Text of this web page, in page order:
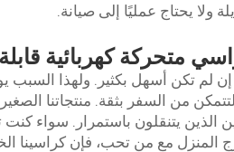
يحتاج عمليًا إلى صيانة.
متحركة كهربائية
لم تكن أسهل بكثير. ولهذا السبب
من السفر بثقة. منتجاتنا
يتنقلون باستمرار. سواء
المنزل مع من تحب، فإن كراسينا